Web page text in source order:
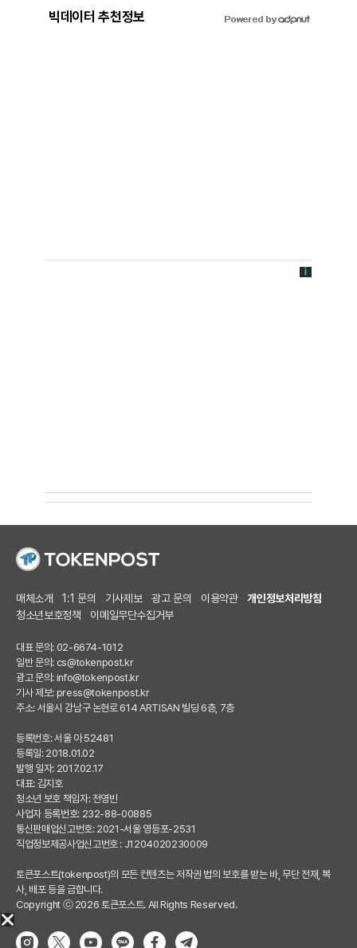
빅데이터 추천정보
매체소개 1:1 문의 기사제보 광고 문의 이용약관
개인정보처리방침
청소년보호정책
이메일무단수집거부
대표 문의: 02-6674-1012
일반 문의: cs@tokenpost.kr
광고 문의: info@tokenpost.kr
기사 제보: press@tokenpost.kr
주소: 서울시 강남구 논현로 614 ARTISAN 빌딩 6층, 7층
등록번호: 서울 아 52481
등록일: 2018.01.02
발행 일자: 2017.02.17
대표: 김지호
청소년 보호 책임자: 전영빈
사업자 등록번호: 232-88-00885
통신판매업신고번호: 2021-서울 영등포-2531
직업정보제공사업신고번호 : J1204020230009
토큰포스트(tokenpost)의 모든 컨텐츠는 저작권 법의 보호를 받는 바, 무단 전재, 복
사, 배포 등을 금합니다.
Copyright ⓒ 2026 토큰포스트. All Rights Reserved.